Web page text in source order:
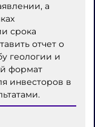
а
срока
отчет о
геологии и
формат
инвесторов в